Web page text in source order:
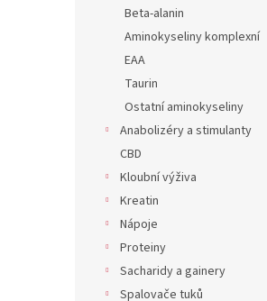
Beta-alanin
Aminokyseliny komplexní
EAA
Taurin
Ostatní aminokyseliny
Anabolizéry a stimulanty
CBD
Kloubní výživa
Kreatin
Nápoje
Proteiny
Sacharidy a gainery
Spalovače tuků